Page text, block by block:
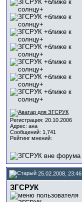
Регистрация: 20.10.2006
Адрес: ана
Сообщений: 1,741
Рейтинг мнений:
25.02.2008, 23:46
ЗГСРУК